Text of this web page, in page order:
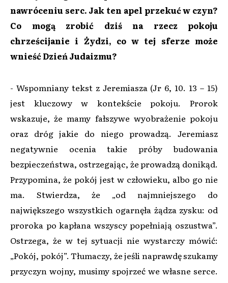
nawróceniu serc. Jak ten apel przekuć w czyn?
Co mogą zrobić dziś na rzecz pokoju
chrześcijanie i Żydzi, co w tej sferze może
wnieść Dzień Judaizmu?
- Wspomniany tekst z Jeremiasza (Jr 6, 10. 13 – 15)
jest kluczowy w kontekście pokoju. Prorok
wskazuje, że mamy fałszywe wyobrażenie pokoju
oraz dróg jakie do niego prowadzą. Jeremiasz
negatywnie ocenia takie próby budowania
bezpieczeństwa, ostrzegając, że prowadzą donikąd.
Przypomina, że pokój jest w człowieku, albo go nie
ma. Stwierdza, że „od najmniejszego do
największego wszystkich ogarnęła żądza zysku: od
proroka po kapłana wszyscy popełniają oszustwa”.
Ostrzega, że w tej sytuacji nie wystarczy mówić:
„Pokój, pokój”. Tłumaczy, że jeśli naprawdę szukamy
przyczyn wojny, musimy spojrzeć we własne serce.